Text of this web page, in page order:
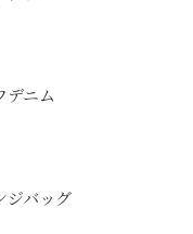
デニム
ジバッグ